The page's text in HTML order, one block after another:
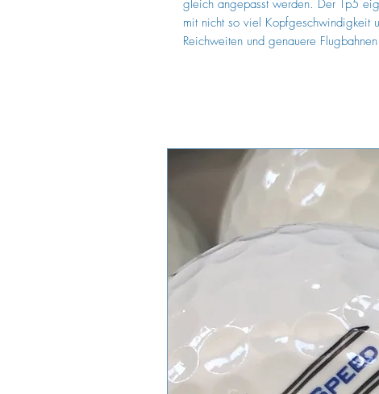
gleich angepasst werden. Der Tp5
mit nicht so viel Kopfgeschwindigkeit
Reichweiten und genauere